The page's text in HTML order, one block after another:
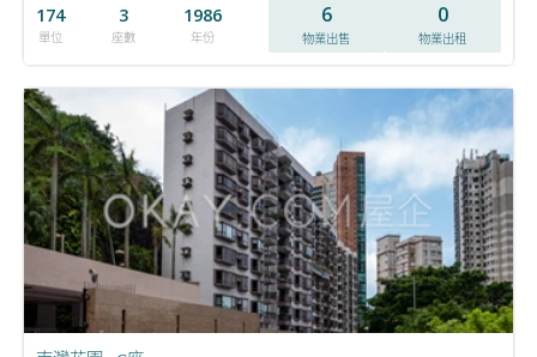
174
單位
3
座數
1986
年份
6
物業出售
0
物業出租